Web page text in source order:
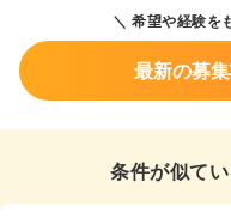
希望や経験を
最新の募
条件が似て